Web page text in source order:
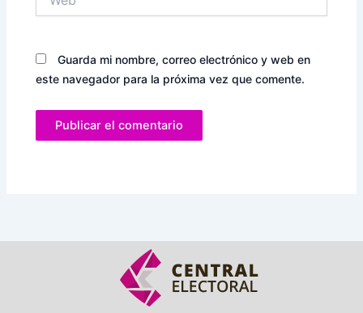
Guarda mi nombre, correo electrónico y web en
este navegador para la próxima vez que comente.